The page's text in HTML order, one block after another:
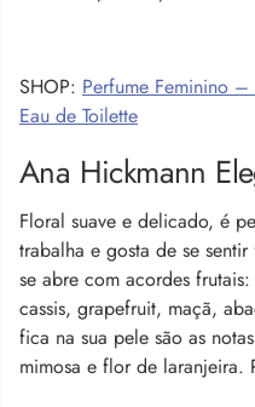
SHOP: Perfume Feminino –
Eau de Toilette
Ana Hickmann
Floral suave e delicado, é
trabalha e gosta de se
se abre com acordes
cassis, grapefruit, maçã,
fica na sua pele são as
mimosa e flor de laranjeira.